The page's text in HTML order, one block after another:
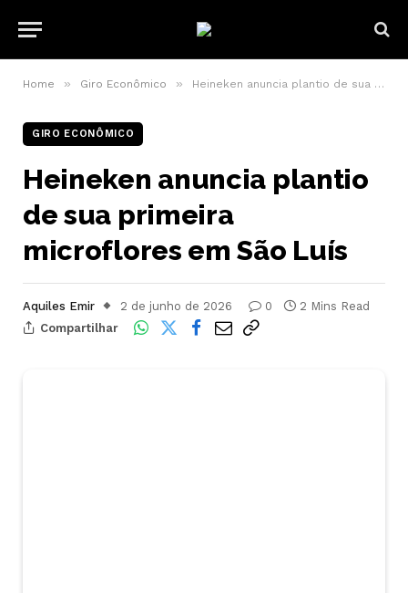
Home » Giro Econômico » Heineken anuncia plantio de sua primeira microflores em São Luís
GIRO ECONÔMICO
Heineken anuncia plantio
de sua primeira
microflores em São Luís
Aquiles Emir 2 de junho de 2026 0
2 Mins Read
Compartilhar